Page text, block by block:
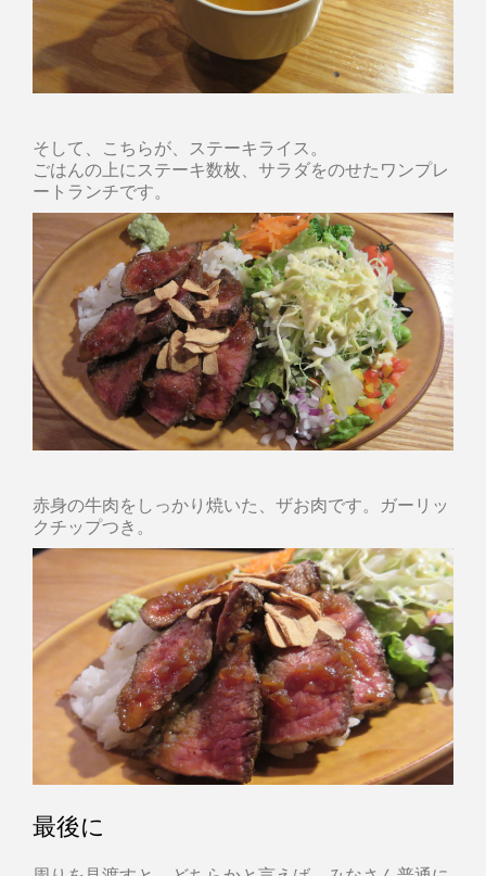
そして、こちらが、ステーキライス。
ごはんの上にステーキ数枚、サラダをのせたワンプレ
ートランチです。
赤身の牛肉をしっかり焼いた、ザお肉です。ガーリッ
クチップつき。
最後に